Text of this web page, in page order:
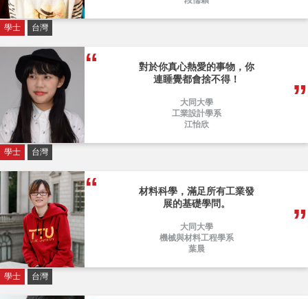
學士 台灣
對於你真心熱愛的事物，你
連睡覺都會捨不得！
大同大學
工業設計學系
江怡欣
學士 台灣
材料科學，滿足所有工業發
展的基礎學問。
大同大學
機械與材料工程學系
葉晨
學士 台灣